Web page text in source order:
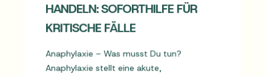
HANDELN: SOFORTHILFE FÜR
KRITISCHE FÄLLE
Anaphylaxie – Was musst Du tun?
Anaphylaxie stellt eine akute,